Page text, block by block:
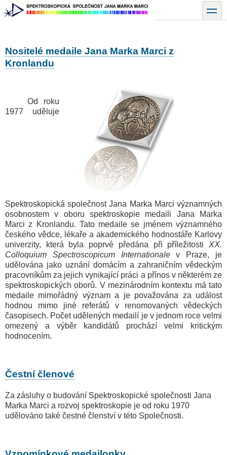
Přejít
k
toggle
Nositelé medaile Jana Marka Marci z
Kronlandu
Od roku
1977 uděluje
Spektroskopická společnost Jana Marka Marci významných
osobnostem v oboru spektroskopie medaili Jana Marka
Marci z Kronlandu. Tato medaile se jménem významného
českého vědce, lékaře a akademického hodnostáře Karlovy
univerzity, která byla poprvé předána při příležitosti XX.
Colloquium Spectroscopicum Internationalev Praze, je
udělována jako uznání domácím a zahraničním vědeckým
pracovníkům za jejich vynikající práci a přínos v některém ze
spektroskopických oborů. V mezinárodním kontextu má tato
medaile mimořádný význam a je považována za událost
hodnou mimo jiné referátů v renomovaných vědeckých
časopisech. Počet udělených medailí je v jednom roce velmi
omezený a výběr kandidátů prochází velmi kritickým
hodnocením.
Čestní členové
Za zásluhy o budování Spektroskopické společnosti Jana
Marka Marci a rozvoj spektroskopie je od roku 1970
udělováno také čestné členství v této Společnosti.